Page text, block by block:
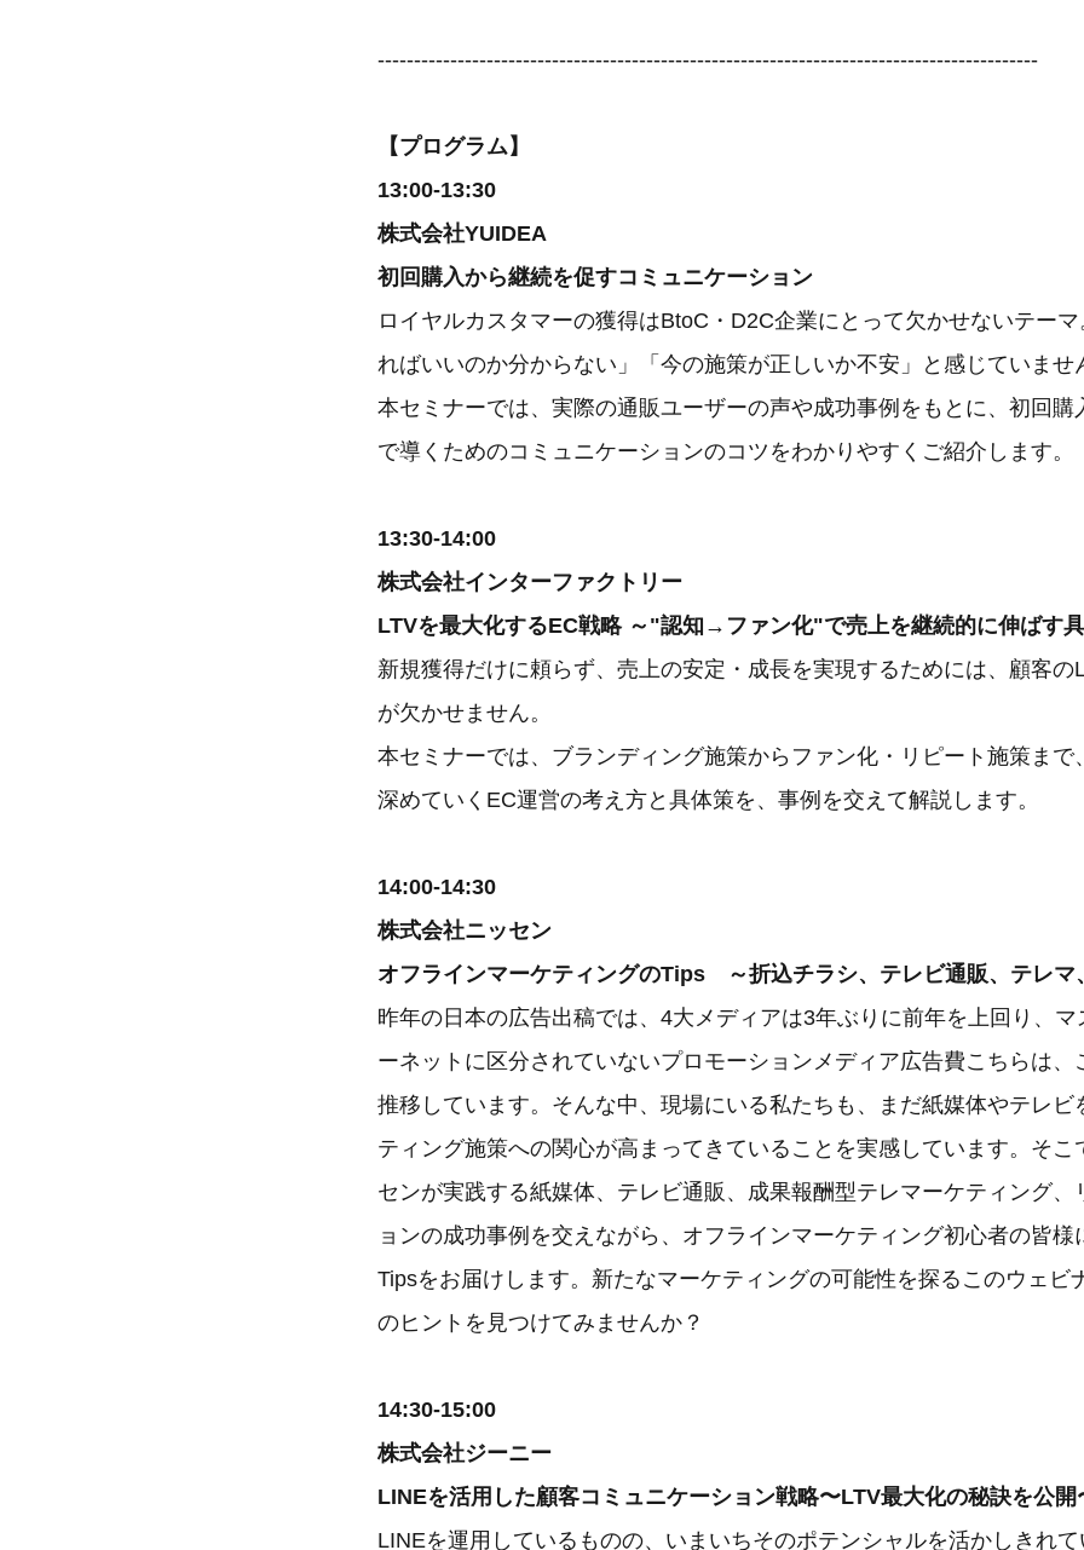
-------------------------------------------------------------------------------------------
【プログラム】
13:00-13:30
株式会社YUIDEA
初回購入から継続を促すコミュニケーション
ロイヤルカスタマーの獲得はBtoC・D2C企業にとって欠かせないテー
ればいいのか分からない」「今の施策が正しいか不安」と感じていませ
本セミナーでは、実際の通販ユーザーの声や成功事例をもとに、初回購
で導くためのコミュニケーションのコツをわかりやすくご紹介します。
13:30-14:00
株式会社インターファクトリー
LTVを最大化するEC戦略 ～"認知→ファン化"で売上を継続的に伸ばす
新規獲得だけに頼らず、売上の安定・成長を実現するためには、顧客の
が欠かせません。
本セミナーでは、ブランディング施策からファン化・リピート施策まで
深めていくEC運営の考え方と具体策を、事例を交えて解説します。
14:00-14:30
株式会社ニッセン
オフラインマーケティングのTips ～折込チラシ、テレビ通販、テレマ
昨年の日本の広告出稿では、4大メディアは3年ぶりに前年を上回り、マ
ーネットに区分されていないプロモーションメディア広告費こちらは、
推移しています。そんな中、現場にいる私たちも、まだ紙媒体やテレビ
ティング施策への関心が高まってきていることを実感しています。そこ
センが実践する紙媒体、テレビ通販、成果報酬型テレマーケティング、
ョンの成功事例を交えながら、オフラインマーケティング初心者の皆様
Tipsをお届けします。新たなマーケティングの可能性を探るこのウェビ
のヒントを見つけてみませんか？
14:30-15:00
株式会社ジーニー
LINEを活用した顧客コミュニケーション戦略〜LTV最大化の秘訣を公開
LINEを運用しているものの、いまいちそのポテンシャルを活かしきれ